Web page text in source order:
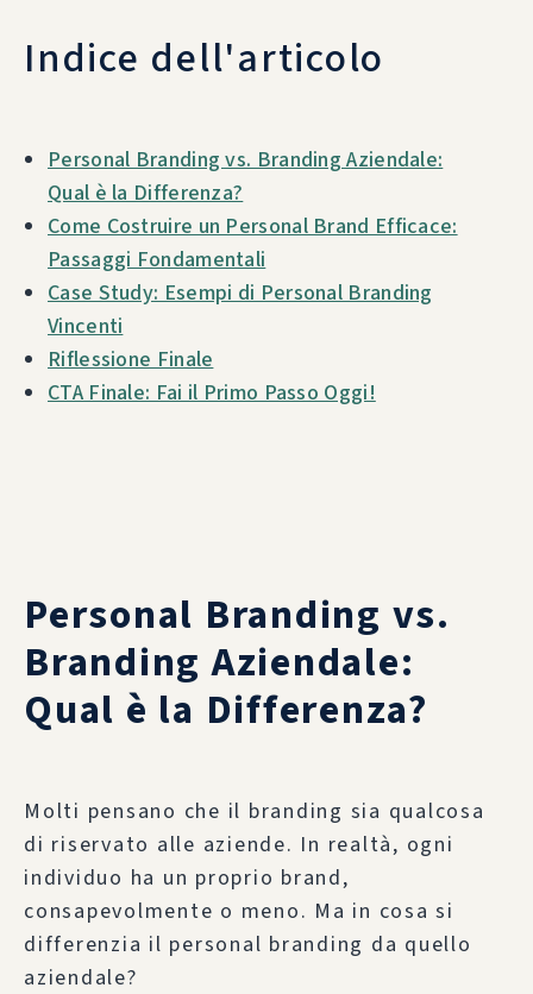
Indice dell'articolo
Personal Branding vs. Branding Aziendale:
Qual è la Differenza?
Come Costruire un Personal Brand Efficace:
Passaggi Fondamentali
Case Study: Esempi di Personal Branding
Vincenti
Riflessione Finale
CTA Finale: Fai il Primo Passo Oggi!
Personal Branding vs.
Branding Aziendale:
Qual è la Differenza?
Molti pensano che il branding sia qualcosa
di riservato alle aziende. In realtà, ogni
individuo ha un proprio brand,
consapevolmente o meno. Ma in cosa si
differenzia il personal branding da quello
aziendale?